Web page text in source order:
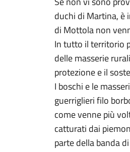
duchi di Martina, è
di Mottola non
In tutto il territorio
delle masserie
protezione e il
I boschi e le
guerriglieri filo
come venne più
catturati dai
parte della banda di